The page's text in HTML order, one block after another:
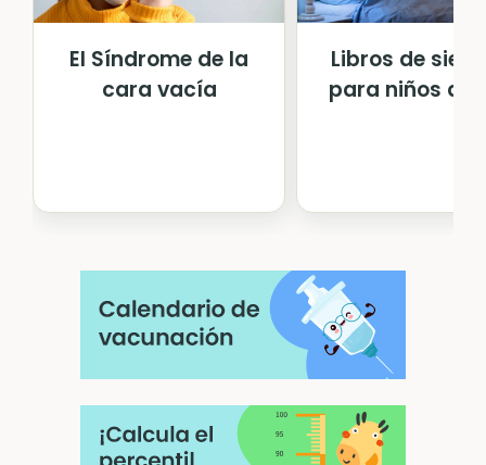
El Síndrome de la
cara vacía
Libros de
para niños de